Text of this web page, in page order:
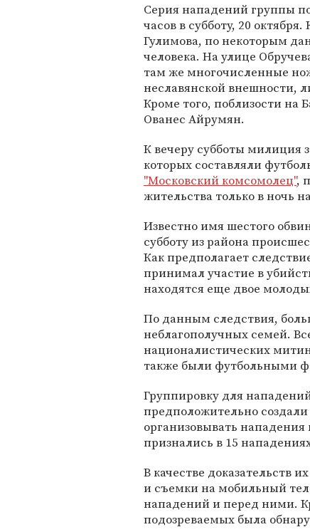
Серия нападений группы
часов в субботу, 20
Гулимова, по некоторым
человека. На улице
там же многочисленные
неславянской внешности,
Кроме того, поблизости на
Ованес Айрумян.
К вечеру субботы милиция
которых составляли
"Московский комсомолец",
жительства только в ночь
Известно имя шестого
субботу из района
Как предполагает
принимал участие в
находятся еще двое
По данным следствия,
неблагополучных семей.
националистических
также были футбольными
Группировку для
предположительно создали
организовывать
признались в 15
В качестве доказательств
и съемки на мобильный
нападений и перед ними.
подозреваемых была